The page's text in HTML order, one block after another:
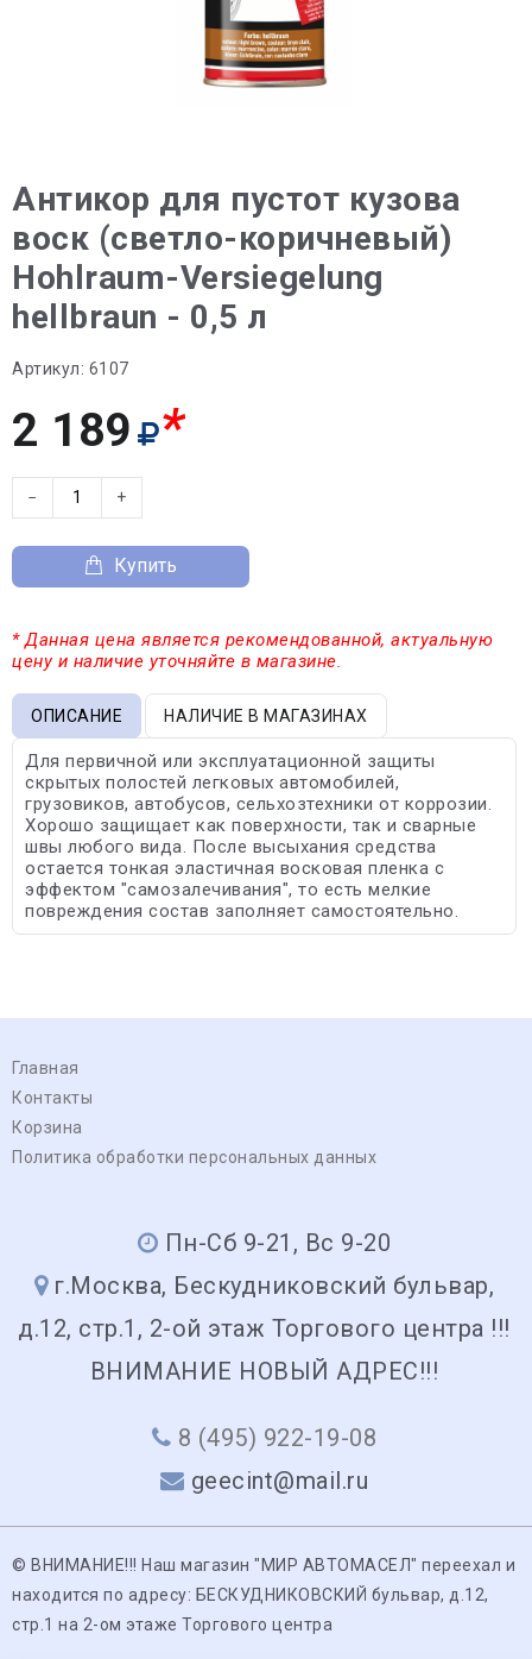
Антикор для пустот кузова
воск (светло-коричневый)
Hohlraum-Versiegelung
hellbraun - 0,5 л
Артикул: 6107
2 189 *
− +
Купить
* Данная цена является рекомендованной, актуальную
цену и наличие уточняйте в магазине.
ОПИСАНИЕ НАЛИЧИЕ В МАГАЗИНАХ
Для первичной или эксплуатационной защиты
скрытых полостей легковых автомобилей,
грузовиков, автобусов, сельхозтехники от коррозии.
Хорошо защищает как поверхности, так и сварные
швы любого вида. После высыхания средства
остается тонкая эластичная восковая пленка с
эффектом "самозалечивания", то есть мелкие
повреждения состав заполняет самостоятельно.
Главная
Контакты
Корзина
Политика обработки персональных данных
Пн-Сб 9-21, Вс 9-20
г.Москва, Бескудниковский бульвар,
д.12, стр.1, 2-ой этаж Торгового центра !!!
ВНИМАНИЕ НОВЫЙ АДРЕС!!!
8 (495) 922-19-08
geecint@mail.ru
© ВНИМАНИЕ!!! Наш магазин "МИР АВТОМАСЕЛ" переехал и
находится по адресу: БЕСКУДНИКОВСКИЙ бульвар, д.12,
стр.1 на 2-ом этаже Торгового центра